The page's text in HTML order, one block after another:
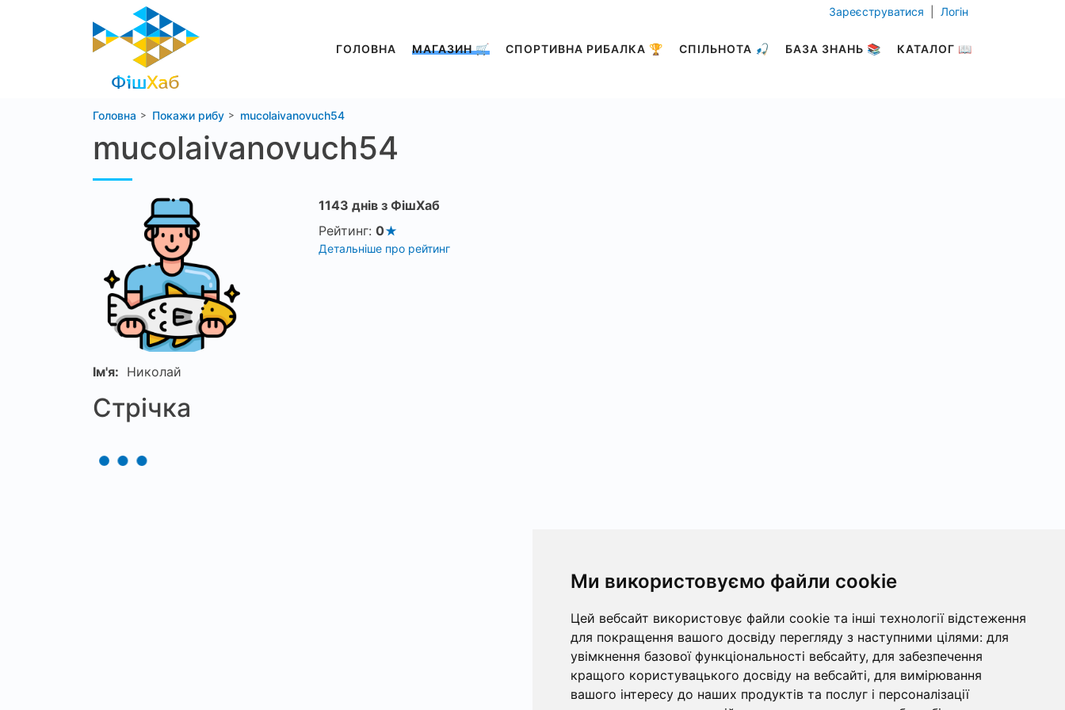
Ми використовуємо файли cookie
Цей вебсайт використовує файли cookie та інші технології відстеження
для покращення вашого досвіду перегляду з наступними цілями: для
увімкнення базової функціональності вебсайту, для забезпечення
кращого користувацького досвіду на вебсайті, для вимірювання
вашого інтересу до наших продуктів та послуг і персоналізації
ГОЛОВНА МАГАЗИН 🛒 СПОРТИВНА РИБАЛКА 🏆 СПІЛЬНОТА 🎣 БАЗА ЗНАНЬ 📚 КАТАЛОГ 📖
Зареєструватися Логін
Головна Покажи рибу mucolaivanovuch54
mucolaivanovuch54
1143 днів з ФішХаб
Рейтинг: 0
Детальніше про рейтинг
Ім'я: Николай
Стрічка